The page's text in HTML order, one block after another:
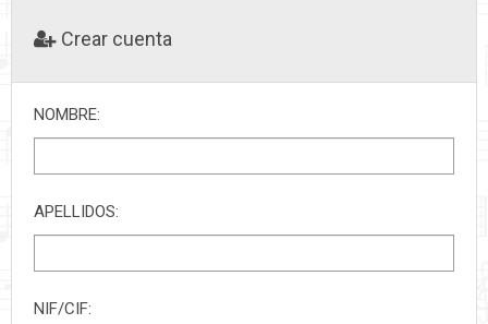
Crear cuenta
NOMBRE:
APELLIDOS:
NIF/CIF: